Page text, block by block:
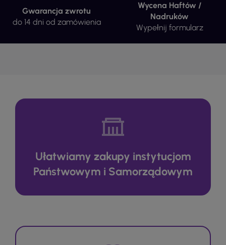
Gwarancja zwrotu
do 14 dni od zamówienia
Wycena Haftów /
Nadruków
Wypełnij formularz
Ułatwiamy zakupy instytucjom
Państwowym i Samorządowym